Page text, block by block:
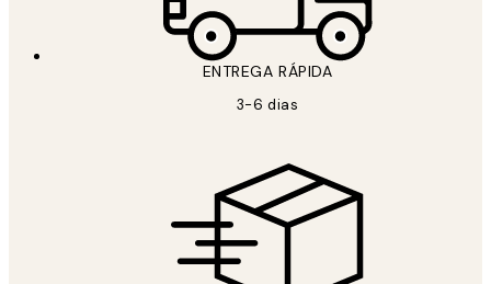
ENTREGA RÁPIDA
3-6 dias